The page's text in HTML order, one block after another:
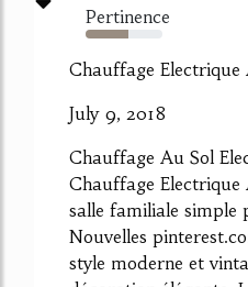
Pertinence
55%
Chauffage Electrique
July 9, 2018
Chauffage Au Sol
Chauffage
salle familiale simple
Nouvelles
style moderne et